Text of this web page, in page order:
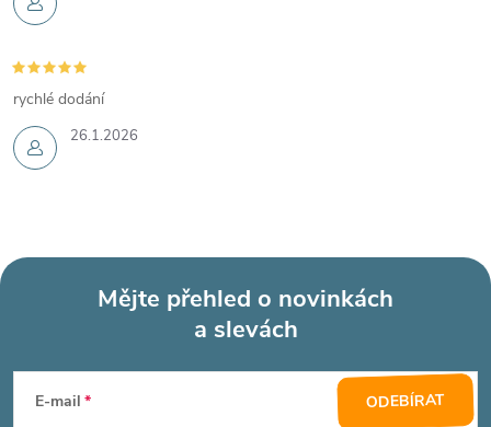
26.1.2026
rychlé dodání
Mějte přehled o novinkách
a slevách
E-mail ODEBÍRAT